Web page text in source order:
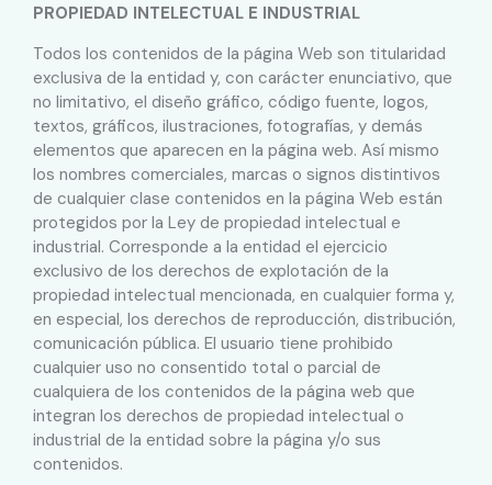
PROPIEDAD INTELECTUAL E INDUSTRIAL
Todos los contenidos de la página Web son titularidad
exclusiva de la entidad y, con carácter enunciativo, que
no limitativo, el diseño gráfico, código fuente, logos,
textos, gráficos, ilustraciones, fotografías, y demás
elementos que aparecen en la página web. Así mismo
los nombres comerciales, marcas o signos distintivos
de cualquier clase contenidos en la página Web están
protegidos por la Ley de propiedad intelectual e
industrial. Corresponde a la entidad el ejercicio
exclusivo de los derechos de explotación de la
propiedad intelectual mencionada, en cualquier forma y,
en especial, los derechos de reproducción, distribución,
comunicación pública. El usuario tiene prohibido
cualquier uso no consentido total o parcial de
cualquiera de los contenidos de la página web que
integran los derechos de propiedad intelectual o
industrial de la entidad sobre la página y/o sus
contenidos.